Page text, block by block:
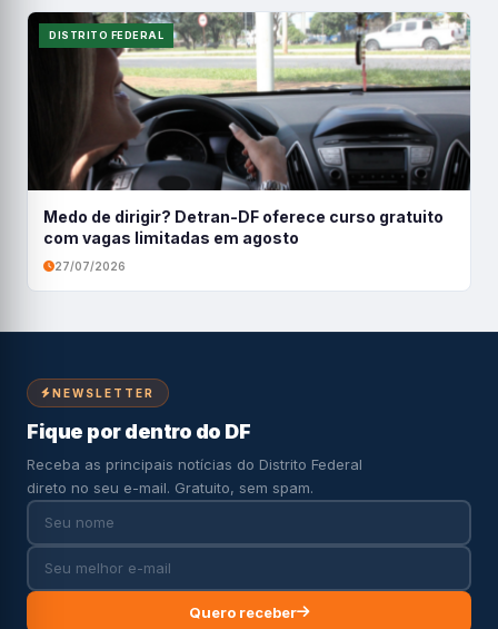
DISTRITO FEDERAL
Medo de dirigir? Detran-DF oferece curso gratuito
com vagas limitadas em agosto
27/07/2026
NEWSLETTER
Fique por dentro do DF
Receba as principais notícias do Distrito Federal
direto no seu e-mail. Gratuito, sem spam.
Quero receber